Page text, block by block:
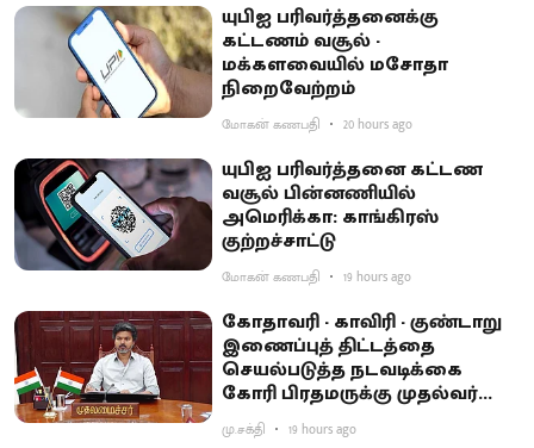
யுபிஐ பரிவர்த்தனைக்கு
கட்டணம் வசூல் -
மக்களவையில் மசோதா
நிறைவேற்றம்
மோகன் கணபதி 20 hours ago
யுபிஐ பரிவர்த்தனை கட்டண
வசூல் பின்னணியில்
அமெரிக்கா: காங்கிரஸ்
குற்றச்சாட்டு
மோகன் கணபதி 19 hours ago
கோதாவரி - காவிரி - குண்டாறு
இணைப்புத் திட்டத்தை
செயல்படுத்த நடவடிக்கை
கோரி பிரதமருக்கு முதல்வர்
விஜய் கடிதம்
மு.சக்தி 19 hours ago